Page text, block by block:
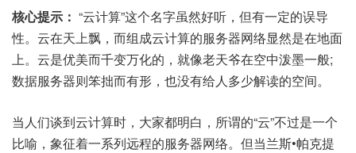
核心提示： “云计算”这个名字虽然好听，但有一定的误导
性。云在天上飘，而组成云计算的服务器网络显然是在地面
上。云是优美而千变万化的，就像老天爷在空中泼墨一般;
数据服务器则笨拙而有形，也没有给人多少解读的空间。
当人们谈到云计算时，大家都明白，所谓的“云”不过是一个
比喻，象征着一系列远程的服务器网络。但当兰斯•帕克提